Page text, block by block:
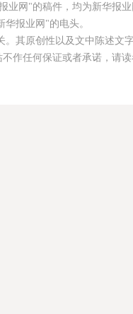
业网"的稿件，均为新华报
报业网"的电头。
其原创性以及文中陈述文
作任何保证或者承诺，请